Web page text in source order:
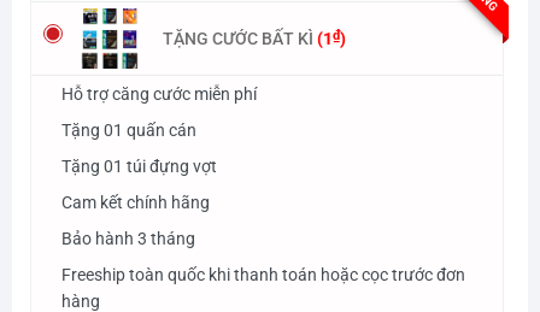
2.450.000₫.
là:
2.250.000₫.
TẶNG CƯỚC BẤT KÌ (1₫)
Hỗ trợ căng cước miễn phí
Tặng 01 quấn cán
Tặng 01 túi đựng vợt
Cam kết chính hãng
Bảo hành 3 tháng
Freeship toàn quốc khi thanh toán hoặc cọc trước đơn
hàng